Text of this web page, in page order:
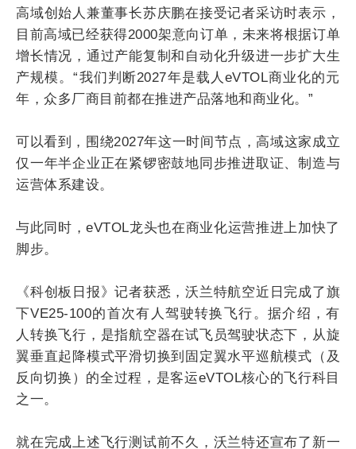
高域创始人兼董事长苏庆鹏在接受记者采访时表示，
目前高域已经获得2000架意向订单，未来将根据订单
增长情况，通过产能复制和自动化升级进一步扩大生
产规模。“我们判断2027年是载人eVTOL商业化的元
年，众多厂商目前都在推进产品落地和商业化。”
可以看到，围绕2027年这一时间节点，高域这家成立
仅一年半企业正在紧锣密鼓地同步推进取证、制造与
运营体系建设。
与此同时，eVTOL龙头也在商业化运营推进上加快了
脚步。
《科创板日报》记者获悉，沃兰特航空近日完成了旗
下VE25-100的首次有人驾驶转换飞行。据介绍，有
人转换飞行，是指航空器在试飞员驾驶状态下，从旋
翼垂直起降模式平滑切换到固定翼水平巡航模式（及
反向切换）的全过程，是客运eVTOL核心的飞行科目
之一。
就在完成上述飞行测试前不久，沃兰特还宣布了新一